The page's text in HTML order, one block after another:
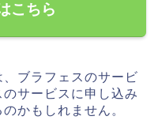
こちら
ブラフェスのサービ
サービスに申し込み
かもしれません。